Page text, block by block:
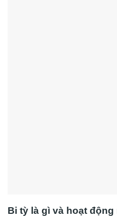
Bi tỳ là gì và hoạt